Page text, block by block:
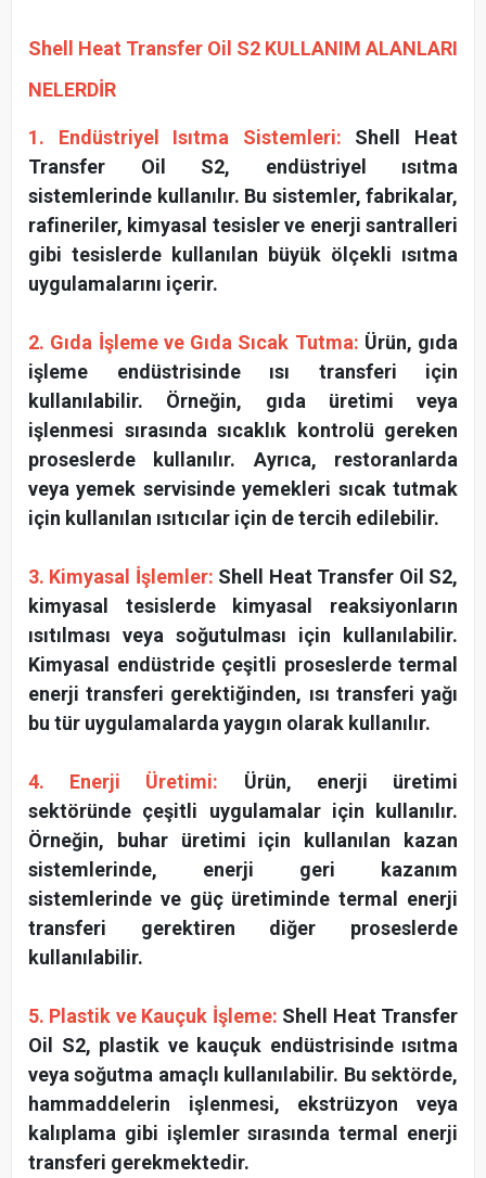
Shell Heat Transfer Oil S2 KULLANIM ALANLARI
NELERDİR
1. Endüstriyel Isıtma Sistemleri: Shell Heat
Transfer Oil S2, endüstriyel ısıtma
sistemlerinde kullanılır. Bu sistemler, fabrikalar,
rafineriler, kimyasal tesisler ve enerji santralleri
gibi tesislerde kullanılan büyük ölçekli ısıtma
uygulamalarını içerir.
2. Gıda İşleme ve Gıda Sıcak Tutma: Ürün, gıda
işleme endüstrisinde ısı transferi için
kullanılabilir. Örneğin, gıda üretimi veya
işlenmesi sırasında sıcaklık kontrolü gereken
proseslerde kullanılır. Ayrıca, restoranlarda
veya yemek servisinde yemekleri sıcak tutmak
için kullanılan ısıtıcılar için de tercih edilebilir.
3. Kimyasal İşlemler: Shell Heat Transfer Oil S2,
kimyasal tesislerde kimyasal reaksiyonların
ısıtılması veya soğutulması için kullanılabilir.
Kimyasal endüstride çeşitli proseslerde termal
enerji transferi gerektiğinden, ısı transferi yağı
bu tür uygulamalarda yaygın olarak kullanılır.
4. Enerji Üretimi: Ürün, enerji üretimi
sektöründe çeşitli uygulamalar için kullanılır.
Örneğin, buhar üretimi için kullanılan kazan
sistemlerinde, enerji geri kazanım
sistemlerinde ve güç üretiminde termal enerji
transferi gerektiren diğer proseslerde
kullanılabilir.
5. Plastik ve Kauçuk İşleme: Shell Heat Transfer
Oil S2, plastik ve kauçuk endüstrisinde ısıtma
veya soğutma amaçlı kullanılabilir. Bu sektörde,
hammaddelerin işlenmesi, ekstrüzyon veya
kalıplama gibi işlemler sırasında termal enerji
transferi gerekmektedir.